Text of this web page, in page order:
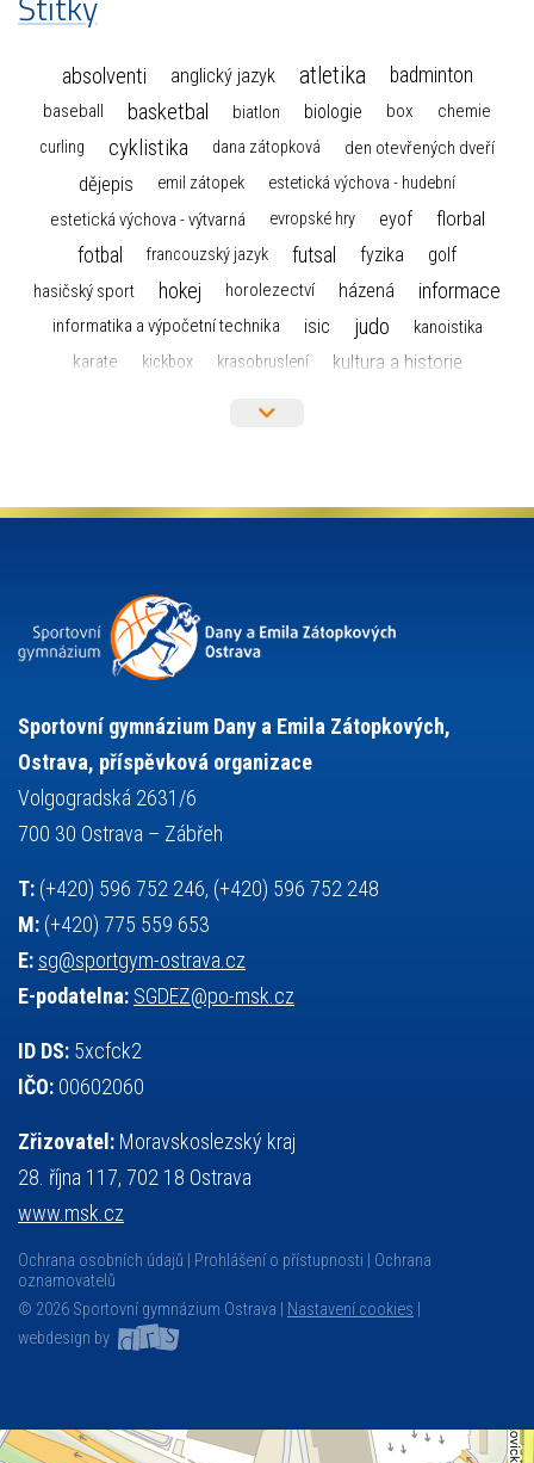
absolventi anglický jazyk atletika badminton
baseball basketbal biatlon biologie box chemie
curling cyklistika dana zátopková den otevřených dveří
dějepis emil zátopek estetická výchova - hudební
estetická výchova - výtvarná evropské hry eyof florbal
fotbal francouzský jazyk futsal fyzika golf
hasičský sport hokej horolezectví házená informace
informatika a výpočetní technika isic judo
kanoistika
karate
kickbox krasobruslení
kultura a historie
olympiáda dětí a mládeže organizace plavání
snowboarding
sportovní gymnastika sportovní lezení
stolní tenis střelba
teorie sportovní přípravy
tělesná výchova
událost
volejbal
vybavení vysvědčení vzpírání
výuka všesportovní výcvikový kurz
základy společenských věd
Sportovní gymnázium Dany a Emila Zátopkových,
Ostrava, příspěvková organizace
Volgogradská 2631/6
700 30 Ostrava – Zábřeh
T: (+420) 596 752 246, (+420) 596 752 248
M: (+420) 775 559 653
E: sg@sportgym-ostrava.cz
E-podatelna: SGDEZ@po-msk.cz
ID DS: 5xcfck2
IČO: 00602060
Zřizovatel: Moravskoslezský kraj
28. října 117, 702 18 Ostrava
www.msk.cz
Ochrana osobních údajů Prohlášení o přístupnosti
Ochrana
oznamovatelů
© 2026 Sportovní gymnázium Ostrava |
Nastavení cookies
webdesign by